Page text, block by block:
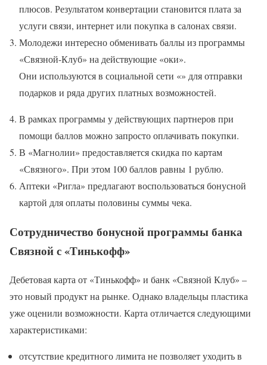
плюсов. Результатом конвертации становится плата за
услуги связи, интернет или покупка в салонах связи.
Молодежи интересно обменивать баллы из программы
«Связной-Клуб» на действующие «оки».
Они используются в социальной сети «» для отправки
подарков и ряда других платных возможностей.
В рамках программы у действующих партнеров при
помощи баллов можно запросто оплачивать покупки.
В «Магнолии» предоставляется скидка по картам
«Связного». При этом 100 баллов равны 1 рублю.
Аптеки «Ригла» предлагают воспользоваться бонусной
картой для оплаты половины суммы чека.
Сотрудничество бонусной программы банка
Связной с «Тинькофф»
Дебетовая карта от «Тинькофф» и банк «Связной Клуб» –
это новый продукт на рынке. Однако владельцы пластика
уже оценили возможности. Карта отличается следующими
характеристиками:
отсутствие кредитного лимита не позволяет уходить в